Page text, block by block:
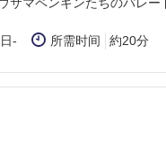
- 所需时间 約20分